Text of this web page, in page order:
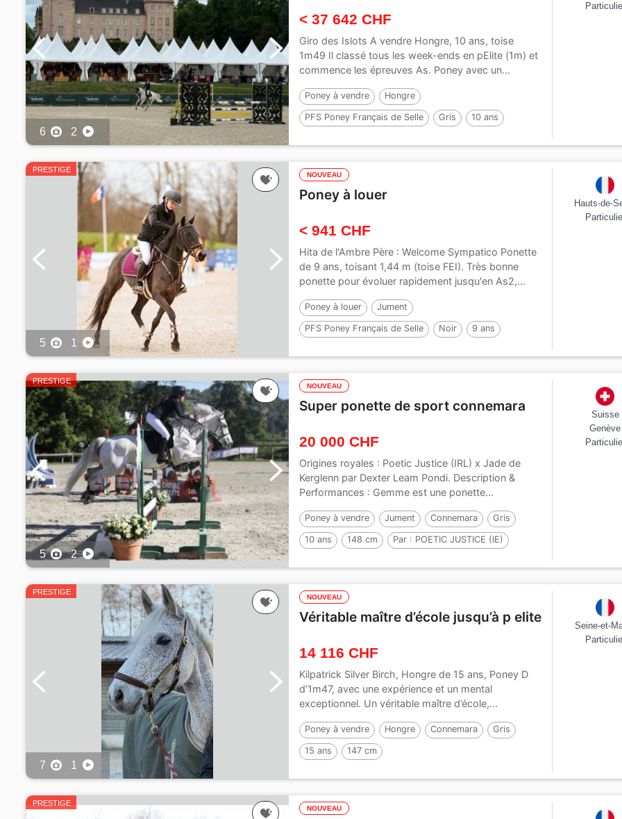
6 2
< 37 642 CHF
Giro des Islots A vendre Hongre, 10 ans, toise
1m49 Il classé tous les week-ends en pElite (1m) et
commence les épreuves As. Poney avec un...
Poney à vendre Hongre
PFS Poney Français de Selle Gris 10 ans
PRESTIGE
5 1
NOUVEAU
Poney à louer
< 941 CHF
Hita de l'Ambre Père : Welcome Sympatico Ponette
de 9 ans, toisant 1,44 m (toise FEI). Très bonne
ponette pour évoluer rapidement jusqu'en As2,...
Poney à louer Jument
PFS Poney Français de Selle Noir 9 ans
Hauts-de-
PRESTIGE
5 2
NOUVEAU
Super ponette de sport connemara
20 000 CHF
Origines royales : Poetic Justice (IRL) x Jade de
Kerglenn par Dexter Leam Pondi. Description &
Performances : Gemme est une ponette...
Poney à vendre Jument Connemara Gris
10 ans 148 cm Par : POETIC JUSTICE (IE)
Suisse
Genève
PRESTIGE
7 1
NOUVEAU
Véritable maître d’école jusqu’à p elite
14 116 CHF
Kilpatrick Silver Birch, Hongre de 15 ans, Poney D
d’1m47, avec une expérience et un mental
exceptionnel. Un véritable maître d’école,...
Poney à vendre Hongre Connemara Gris
15 ans 147 cm
Seine-et-
PRESTIGE
NOUVEAU